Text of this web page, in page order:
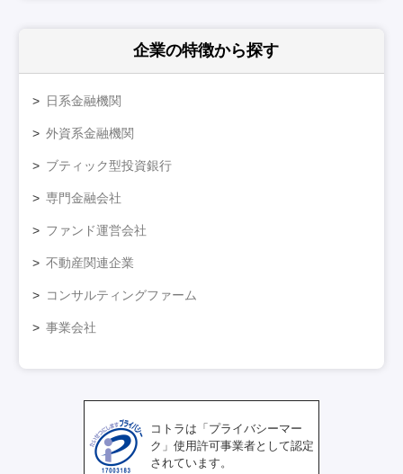
企業の特徴から探す
日系金融機関
外資系金融機関
ブティック型投資銀行
専門金融会社
ファンド運営会社
不動産関連企業
コンサルティングファーム
事業会社
コトラは「プライバシーマー
ク」使用許可事業者として認定
されています。